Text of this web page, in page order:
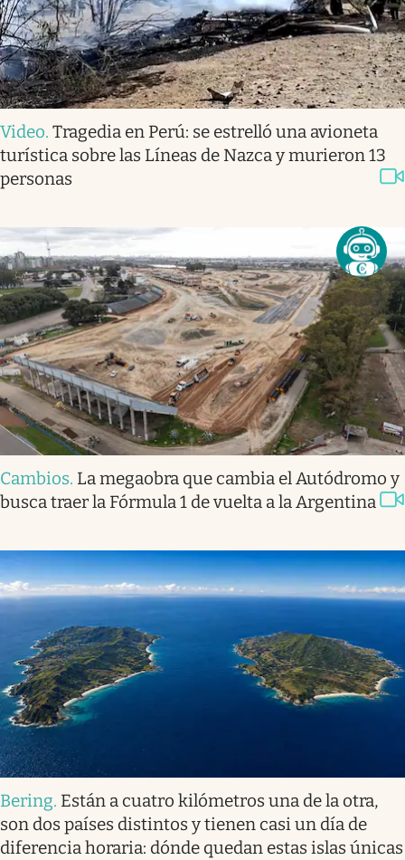
Video. Tragedia en Perú: se estrelló una avioneta
turística sobre las Líneas de Nazca y murieron 13
personas
Cambios. La megaobra que cambia el Autódromo y
busca traer la Fórmula 1 de vuelta a la Argentina
Bering. Están a cuatro kilómetros una de la otra,
son dos países distintos y tienen casi un día de
diferencia horaria: dónde quedan estas islas únicas